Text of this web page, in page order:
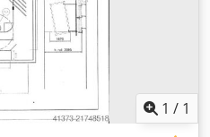
Reiter
MAE 7-059 mit
Pos. 4 Hubtechnik:
Hubbereich ca. 3.200
Hochdruck-
Spuelmittelversorgung.
1 / 1